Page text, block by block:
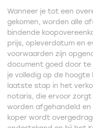
Wanneer je tot een
gekomen, worden alle
bindende
prijs, opleverdatum en
voorwaarden zijn
document goed door
je volledig op de
laatste stap in het
notaris, die ervoor
worden afgehandeld
koper wordt